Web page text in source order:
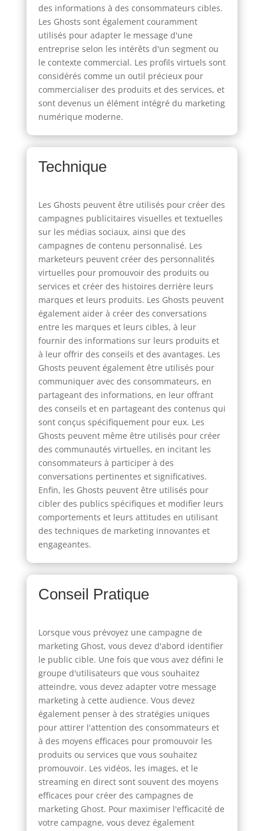
des informations à des consommateurs cibles.
Les Ghosts sont également couramment
utilisés pour adapter le message d'une
entreprise selon les intérêts d'un segment ou
le contexte commercial. Les profils virtuels sont
considérés comme un outil précieux pour
commercialiser des produits et des services, et
sont devenus un élément intégré du marketing
numérique moderne.
Technique
Les Ghosts peuvent être utilisés pour créer des
campagnes publicitaires visuelles et textuelles
sur les médias sociaux, ainsi que des
campagnes de contenu personnalisé. Les
marketeurs peuvent créer des personnalités
virtuelles pour promouvoir des produits ou
services et créer des histoires derrière leurs
marques et leurs produits. Les Ghosts peuvent
également aider à créer des conversations
entre les marques et leurs cibles, à leur
fournir des informations sur leurs produits et
à leur offrir des conseils et des avantages. Les
Ghosts peuvent également être utilisés pour
communiquer avec des consommateurs, en
partageant des informations, en leur offrant
des conseils et en partageant des contenus qui
sont conçus spécifiquement pour eux. Les
Ghosts peuvent même être utilisés pour créer
des communautés virtuelles, en incitant les
consommateurs à participer à des
conversations pertinentes et significatives.
Enfin, les Ghosts peuvent être utilisés pour
cibler des publics spécifiques et modifier leurs
comportements et leurs attitudes en utilisant
des techniques de marketing innovantes et
engageantes.
Conseil Pratique
Lorsque vous prévoyez une campagne de
marketing Ghost, vous devez d'abord identifier
le public cible. Une fois que vous avez défini le
groupe d'utilisateurs que vous souhaitez
atteindre, vous devez adapter votre message
marketing à cette audience. Vous devez
également penser à des stratégies uniques
pour attirer l'attention des consommateurs et
à des moyens efficaces pour promouvoir les
produits ou services que vous souhaitez
promouvoir. Les vidéos, les images, et le
streaming en direct sont souvent des moyens
efficaces pour créer des campagnes de
marketing Ghost. Pour maximiser l'efficacité de
votre campagne, vous devez également